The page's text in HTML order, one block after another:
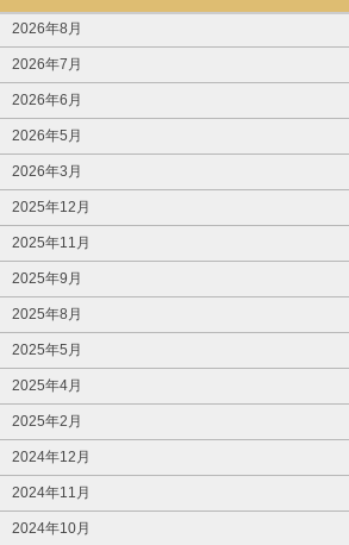
2026年8月
2026年7月
2026年6月
2026年5月
2026年3月
2025年12月
2025年11月
2025年9月
2025年8月
2025年5月
2025年4月
2025年2月
2024年12月
2024年11月
2024年10月